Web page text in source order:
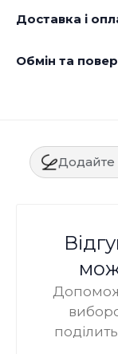
Доставка і
Обмін та
Додайте